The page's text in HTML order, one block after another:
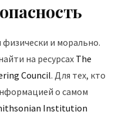
и морально.
на ресурсах The
Council. Для тех, кто
о самом
Institution